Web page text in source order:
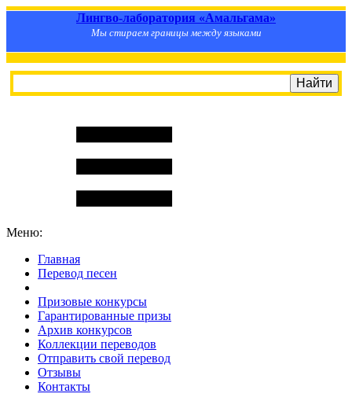
Лингво-лаборатория «Амальгама»
Мы стираем границы между языками
Меню:
Главная
Перевод песен
Призовые конкурсы
Гарантированные призы
Архив конкурсов
Коллекции переводов
Отправить свой перевод
Отзывы
Контакты